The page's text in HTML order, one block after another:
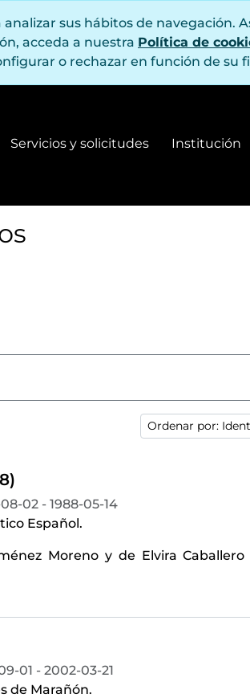
sus hábitos de navegación.
acceda a nuestra Política de
o rechazar en función de su
difusión
Servicios y solicitudes Institución
Ordenar por:
02 - 1988-05-14
Español.
Moreno y de Elvira
01 - 2002-03-21
de Marañón.